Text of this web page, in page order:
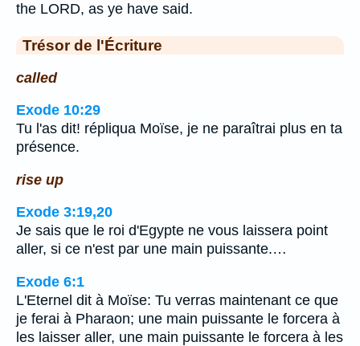
the LORD, as ye have said.
Trésor de l'Écriture
called
Exode 10:29
Tu l'as dit! répliqua Moïse, je ne paraîtrai plus en ta
présence.
rise up
Exode 3:19,20
Je sais que le roi d'Egypte ne vous laissera point
aller, si ce n'est par une main puissante.…
Exode 6:1
L'Eternel dit à Moïse: Tu verras maintenant ce que
je ferai à Pharaon; une main puissante le forcera à
les laisser aller, une main puissante le forcera à les